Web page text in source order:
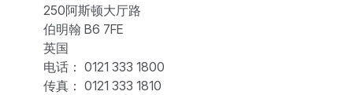
250阿斯顿大厅路
伯明翰 B6 7FE
英国
电话： 0121 333 1800
传真： 0121 333 1810